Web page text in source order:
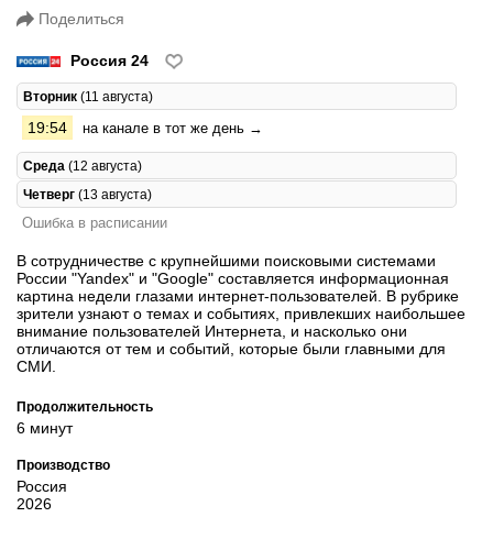
Поделиться
Россия 24
Вторник (11 августа)
19:54 на канале в тот же день →
Среда (12 августа)
Четверг (13 августа)
Ошибка в расписании
В сотрудничестве с крупнейшими поисковыми системами
России "Yandex" и "Google" составляется информационная
картина недели глазами интернет-пользователей. В рубрике
зрители узнают о темах и событиях, привлекших наибольшее
внимание пользователей Интернета, и насколько они
отличаются от тем и событий, которые были главными для
СМИ.
Продолжительность
6 минут
Производство
Россия
2026